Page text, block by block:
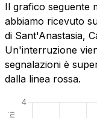
Il grafico seguente
abbiamo ricevuto
di Sant'Anastasia,
Un'interruzione
segnalazioni è
dalla linea rossa.